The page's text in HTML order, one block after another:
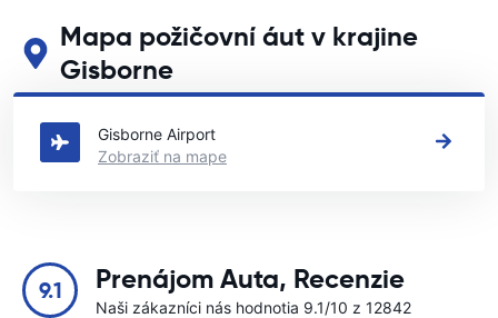
Mapa požičovní áut v krajine
Gisborne
Pozrite si naše hlavné požičovne áut v krajine Gisborne
Gisborne Airport
Zobraziť na mape
9.1 Prenájom Auta, Recenzie
Naši zákazníci nás hodnotia 9.1/10 z 12842